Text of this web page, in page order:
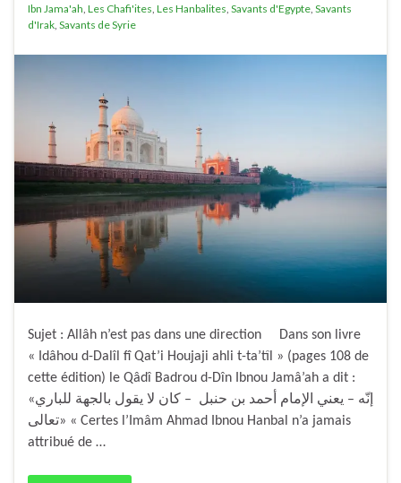
Ibn Jama'ah Les Chafi'ites Les Hanbalites Savants d'Egypte Savants
d'Irak Savants de Syrie
Sujet : Allâh n’est pas dans une direction Dans son livre
« Idâhou d-Dalîl fî Qat’i Houjaji ahli t-ta’tîl » (pages 108 de
cette édition) le Qâdî Badrou d-Dîn Ibnou Jamâ’ah a dit :
«إنّه – يعني الإمام أحمد بن حنبل – كان لا يقول بالجهة للباري
تعالى» « Certes l’Imâm Ahmad Ibnou Hanbal n’a jamais
attribué de …